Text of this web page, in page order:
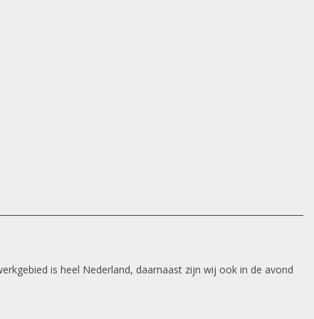
is heel Nederland, daarnaast zijn wij ook in de avond